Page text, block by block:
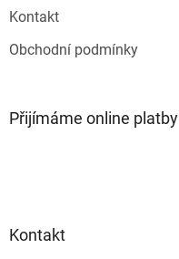
Kontakt
Obchodní podmínky
Přijímáme online platby
Kontakt